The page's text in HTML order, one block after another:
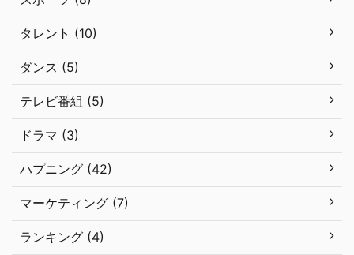
タレント (10)
ダンス (5)
テレビ番組 (5)
ドラマ (3)
ハプニング (42)
マーケティング (7)
ランキング (4)